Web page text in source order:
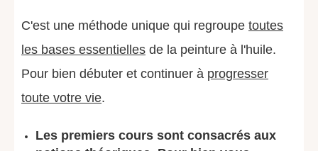
C'est une méthode unique qui regroupe toutes
les bases essentielles de la peinture à l'huile.
Pour bien débuter et continuer à progresser
toute votre vie.
Les premiers cours sont consacrés aux